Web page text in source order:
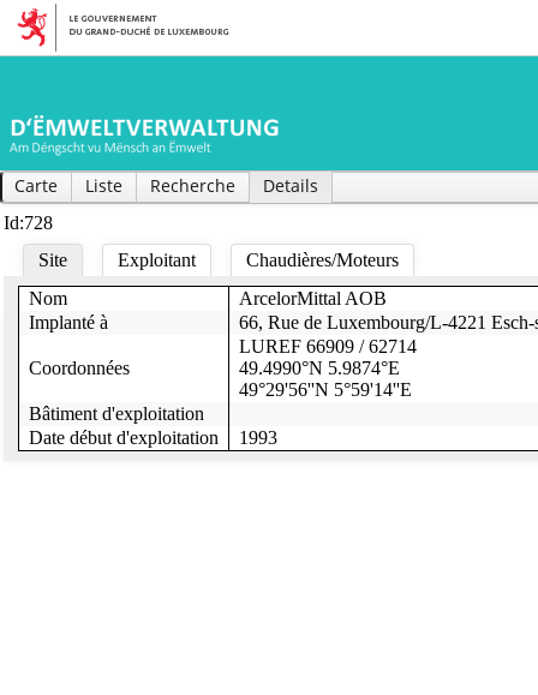
Carte Liste Recherche Details
Id:728
Site
Nom
ArcelorMittal AOB
Implanté à
66, Rue de Luxembourg/L-4221
Coordonnées
LUREF 66909 / 62714
49.4990°N 5.9874°E
49°29'56''N 5°59'14''E
Bâtiment d'exploitation
Date début d'exploitation
1993
Exploitant
Code Nace
Secteur d'activité
Administratif
Nom exploitant
A+P Kieffer Omnitec S.à r.l.
Adresse exploitant
L-2013 Luxembourg
Chaudières/Moteurs
Puissance thermique chaudière(s)
Heures opératoires chaudière(s)
Charges moyennes (Bois/Gaz naturel/mazout)
Exemption(s)
Hors service?